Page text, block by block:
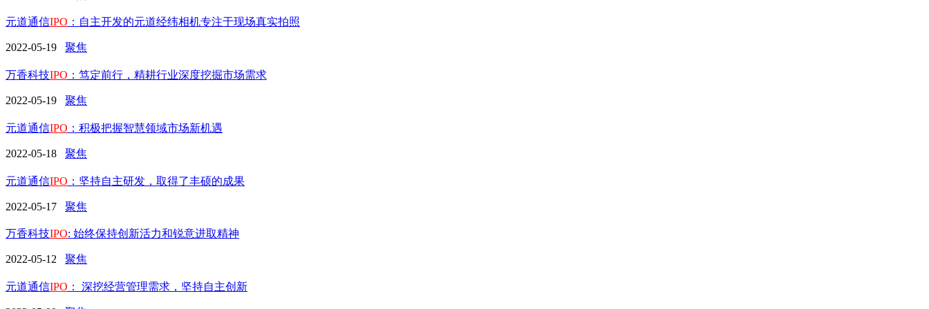
元道通信IPO ：自主开发的元道经纬相机专注于现场真实拍照
2022-05-19 聚焦
万香科技IPO ：笃定前行，精耕行业深度挖掘市场需求
2022-05-19 聚焦
元道通信IPO ：积极把握智慧领域市场新机遇
2022-05-18 聚焦
元道通信IPO ：坚持自主研发，取得了丰硕的成果
2022-05-17 聚焦
万香科技IPO: 始终保持创新活力和锐意进取精神
2022-05-12 聚焦
元道通信IPO ： 深挖经营管理需求，坚持自主创新